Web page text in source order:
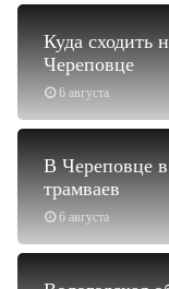
6 августа
Куда сходить
Череповце
6 августа
В Череповце
трамваев